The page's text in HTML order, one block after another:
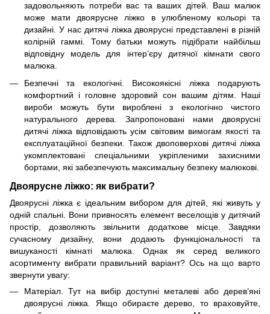
задовольняють потреби вас та ваших дітей. Ваш малюк
може мати двоярусне ліжко в улюбленому кольорі та
дизайні. У нас дитячі ліжка двоярусні представлені в різній
колірній гаммі. Тому батьки можуть підібрати найбільш
відповідну модель для інтер’єру дитячої кімнати свого
малюка.
Безпечні та екологічні. Високоякісні ліжка подарують
комфортний і головне здоровий сон вашим дітям. Наші
вироби можуть бути вироблені з екологічно чистого
натурального дерева. Запропоновані нами двоярусні
дитячі ліжка відповідають усім світовим вимогам якості та
експлуатаційної безпеки. Також двоповерхові дитячі ліжка
укомплектовані спеціальними укріпленими захисними
бортами, які забезпечують максимальну безпеку малюкові.
Двоярусне ліжко: як вибрати?
Двоярусні ліжка є ідеальним вибором для дітей, які живуть у
одній спальні. Вони привносять елемент веселощів у дитячий
простір, дозволяють звільнити додаткове місце. Завдяки
сучасному дизайну, вони додають функціональності та
вишуканості кімнаті малюка. Однак як серед великого
асортименту вибрати правильний варіант? Ось на що варто
звернути увагу:
Матеріал. Тут на вибір доступні металеві або дерев’яні
двоярусні ліжка. Якщо обираєте дерево, то враховуйте,